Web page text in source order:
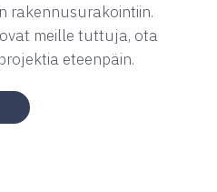
rakennusurakointiin.
meille tuttuja, ota
eteenpäin.